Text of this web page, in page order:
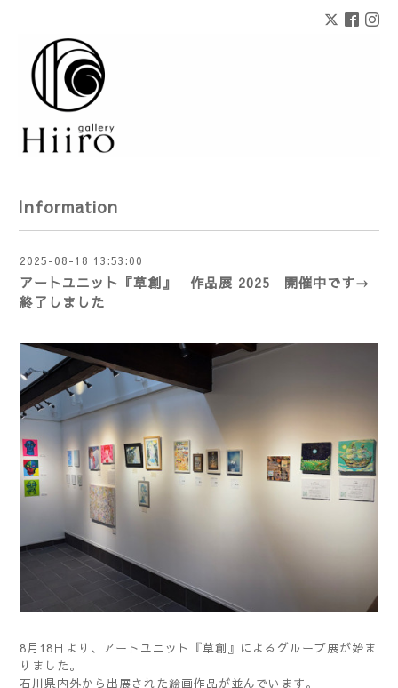
Information
2025-08-18 13:53:00
アートユニット『草創』 作品展 2025 開催中です→
終了しました
8月18日より、アートユニット『草創』によるグループ展が始ま
りました。
石川県内外から出展された絵画作品が並んでいます。